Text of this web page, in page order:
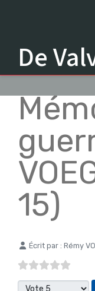
De
15)
Détails
Écrit par : Rémy
Veuillez voter